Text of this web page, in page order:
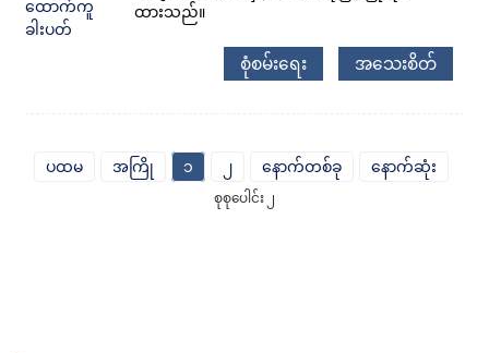
ထားသည်။
စုံစမ်းရေး အသေးစိတ်
ပထမ အကြို ၁ ၂ နောက်တစ်ခု နောက်ဆုံး
စုစုပေါင်း ၂